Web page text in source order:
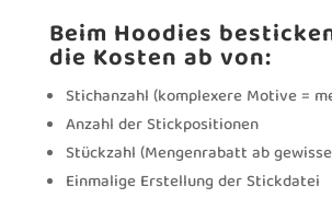
Beim Hoodies
die Kosten ab von:
Stichanzahl (komplexere Motive =
Anzahl der Stickpositionen
Stückzahl (Mengenrabatt ab
Einmalige Erstellung der Stickdatei